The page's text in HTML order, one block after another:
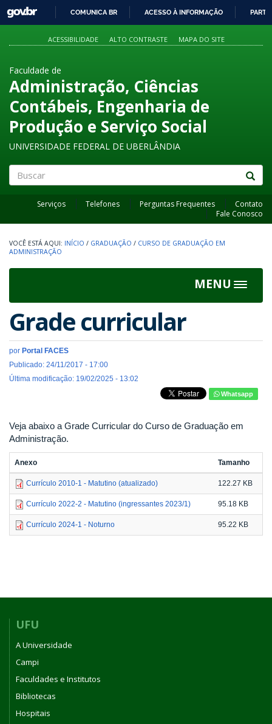
PARA
O
GOVBR
COMUNICA BR ACESSO À INFORMAÇÃO
ACESSIBILIDADE ALTO CONTRASTE MAPA DO SITE
Faculdade de
Administração, Ciências
Contábeis, Engenharia de
Produção e Serviço Social
UNIVERSIDADE FEDERAL DE UBERLÂNDIA
Serviços Telefones Perguntas Frequentes
Contato
Fale Conosco
INÍCIO / GRADUAÇÃO / CURSO DE GRADUAÇÃO EM
ADMINISTRAÇÃO
MENU
Toggle
Grade curricular
por Portal FACES
Publicado: 24/11/2017 - 17:00
Última modificação: 19/02/2025 - 13:02
Whatsapp
Veja abaixo a Grade Curricular do Curso de Graduação em
Administração.
Anexo Tamanho
Currículo 2010-1 - Matutino (atualizado) 122.27 KB
Currículo 2022-2 - Matutino (ingressantes 2023/1) 95.18 KB
Currículo 2024-1 - Noturno 95.22 KB
UFU
A Universidade
Campi
Faculdades e Institutos
Bibliotecas
Hospitais